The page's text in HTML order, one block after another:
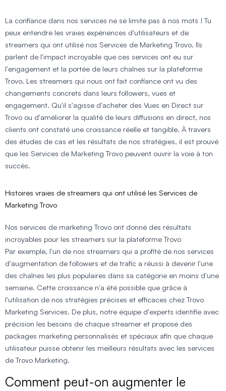
La confiance dans nos services ne se limite pas à nos mots ! Tu
peux entendre les vraies expériences d'utilisateurs et de
streamers qui ont utilisé nos Services de Marketing Trovo. Ils
parlent de l'impact incroyable que ces services ont eu sur
l'engagement et la portée de leurs chaînes sur la plateforme
Trovo. Les streamers qui nous ont fait confiance ont vu des
changements concrets dans leurs followers, vues et
engagement. Qu'il s'agisse d'acheter des Vues en Direct sur
Trovo ou d'améliorer la qualité de leurs diffusions en direct, nos
clients ont constaté une croissance réelle et tangible. À travers
des études de cas et les résultats de nos stratégies, il est prouvé
que les Services de Marketing Trovo peuvent ouvrir la voie à ton
succès.
Histoires vraies de streamers qui ont utilisé les Services de
Marketing Trovo
Nos services de marketing Trovo ont donné des résultats
incroyables pour les streamers sur la plateforme Trovo
Par exemple, l'un de nos streamers qui a profité de nos services
d'augmentation de followers et de trafic a réussi à devenir l'une
des chaînes les plus populaires dans sa catégorie en moins d'une
semaine. Cette croissance n'a été possible que grâce à
l'utilisation de nos stratégies précises et efficaces chez Trovo
Marketing Services. De plus, notre équipe d'experts identifie avec
précision les besoins de chaque streamer et propose des
packages marketing personnalisés et spéciaux afin que chaque
utilisateur puisse obtenir les meilleurs résultats avec les services
de Trovo Marketing.
Comment peut-on augmenter le